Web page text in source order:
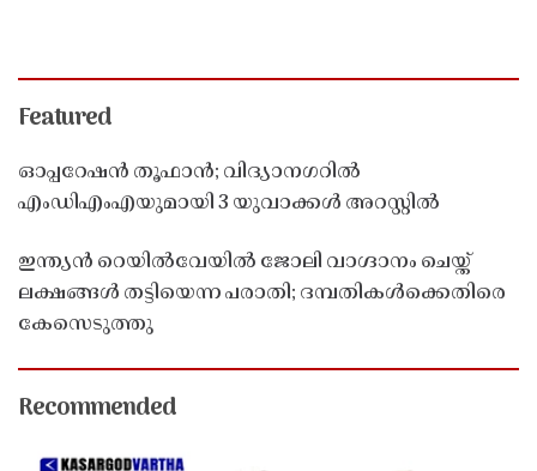
Featured
ഓപ്പറേഷൻ തൂഫാൻ; വിദ്യാനഗറിൽ
എംഡിഎംഎയുമായി 3 യുവാക്കൾ അറസ്റ്റിൽ
ഇന്ത്യൻ റെയിൽവേയിൽ ജോലി വാഗ്ദാനം ചെയ്ത്
ലക്ഷങ്ങൾ തട്ടിയെന്ന പരാതി; ദമ്പതികൾക്കെതിരെ
കേസെടുത്തു
Recommended